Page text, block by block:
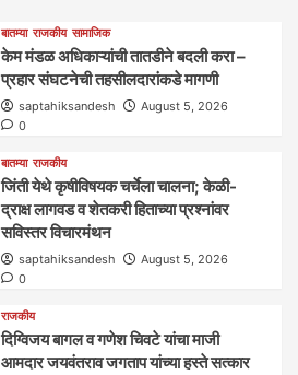
बातम्या राजकीय सामाजिक
केम मंडळ अधिकाऱ्यांची तातडीने बदली करा –
प्रहार संघटनेची तहसीलदारांकडे मागणी
saptahiksandesh
August 5, 2026
0
बातम्या राजकीय
जिंती येथे कृषीविषयक चर्चेला चालना; केळी-
द्राक्ष लागवड व शेतकरी हिताच्या प्रश्नांवर
सविस्तर विचारमंथन
saptahiksandesh
August 5, 2026
0
राजकीय
दिग्विजय बागल व गणेश चिवटे यांचा माजी
आमदार जयवंतराव जगताप यांच्या हस्ते सत्कार